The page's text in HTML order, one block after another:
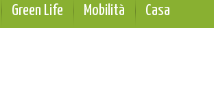
Green Life Mobilità Casa